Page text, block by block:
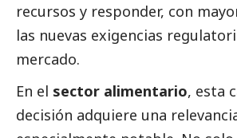
recursos y responder, con
las nuevas exigencias
mercado.
En el sector alimentario, esta
decisión adquiere una